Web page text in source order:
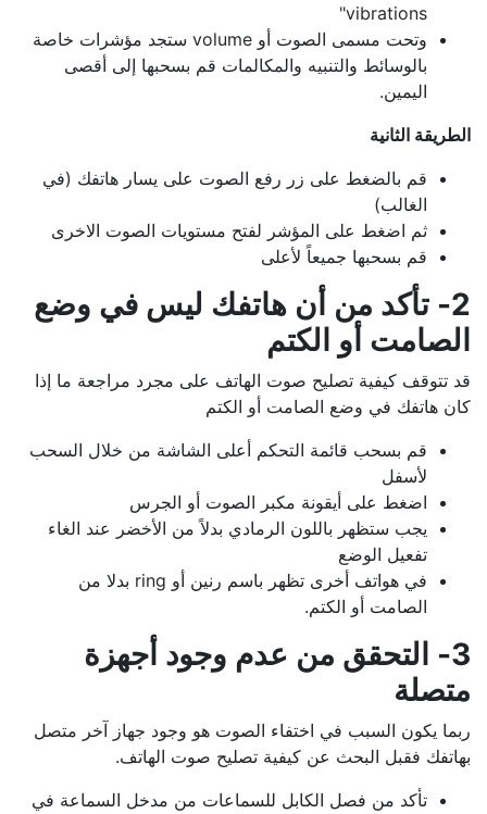
vibrations"
وتحت مسمى الصوت أو volume ستجد مؤشرات خاصة
بالوسائط والتنبيه والمكالمات قم بسحبها إلى أقصى
اليمين.
الطريقة الثانية
قم بالضغط على زر رفع الصوت على يسار هاتفك (في
الغالب)
ثم اضغط على المؤشر لفتح مستويات الصوت الاخرى
قم بسحبها جميعاً لأعلى
2- تأكد من أن هاتفك ليس في وضع
الصامت أو الكتم
قد تتوقف كيفية تصليح صوت الهاتف على مجرد مراجعة ما إذا
كان هاتفك في وضع الصامت أو الكتم
قم بسحب قائمة التحكم أعلى الشاشة من خلال السحب
لأسفل
اضغط على أيقونة مكبر الصوت أو الجرس
يجب ستظهر باللون الرمادي بدلاً من الأخضر عند الغاء
تفعيل الوضع
في هواتف أخرى تظهر باسم رنين أو ring بدلا من
الصامت أو الكتم.
3- التحقق من عدم وجود أجهزة
متصلة
ربما يكون السبب في اختفاء الصوت هو وجود جهاز آخر متصل
بهاتفك فقبل البحث عن كيفية تصليح صوت الهاتف.
تأكد من فصل الكابل للسماعات من مدخل السماعة في